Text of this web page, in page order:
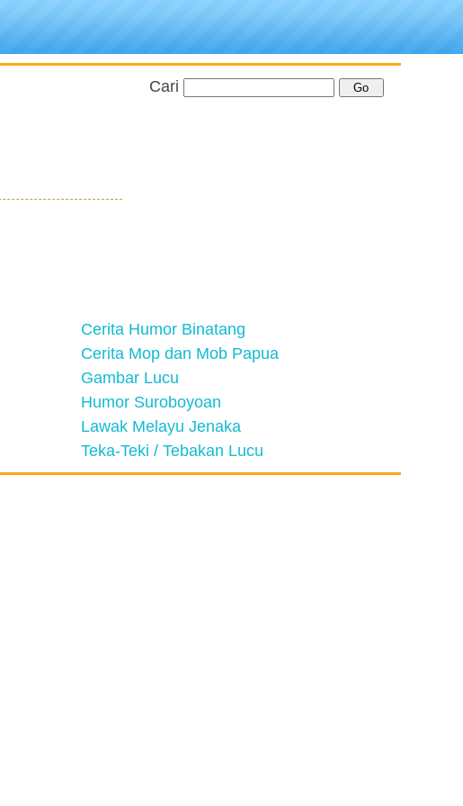
Cari
Cerita Humor Binatang
Cerita Mop dan Mob Papua
Gambar Lucu
Humor Suroboyoan
Lawak Melayu Jenaka
Teka-Teki / Tebakan Lucu